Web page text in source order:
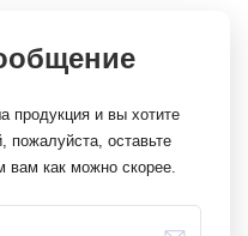
продукция и вы хотите
пожалуйста, оставьте
вам как можно скорее.